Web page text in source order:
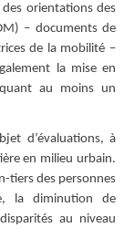
orientations des
– documents de
de la mobilité –
la mise en
au moins un
d’évaluations, à
en milieu urbain.
tiers des personnes
la diminution de
au niveau